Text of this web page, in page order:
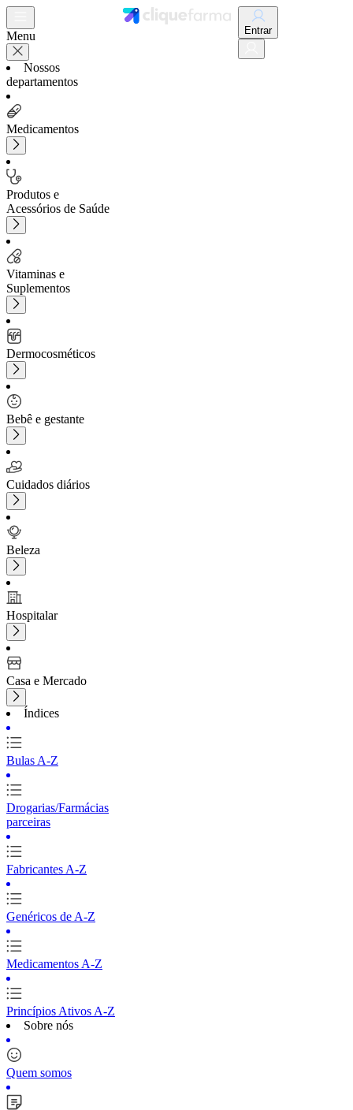
Menu
Nossos
departamentos
Medicamentos
Produtos e
Acessórios de Saúde
Vitaminas e
Suplementos
Dermocosméticos
Bebê e gestante
Cuidados diários
Beleza
Hospitalar
Casa e Mercado
Índices
Bulas A-Z
Drogarias/Farmácias
parceiras
Fabricantes A-Z
Genéricos de A-Z
Medicamentos A-Z
Princípios Ativos A-Z
Sobre nós
Quem somos
Entrar